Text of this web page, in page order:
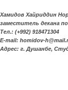
Хамидов Хайриддин
заместитель декана
Тел.: (+992) 918471304
E-mail: homidov-
Адрес: г. Душанбе,